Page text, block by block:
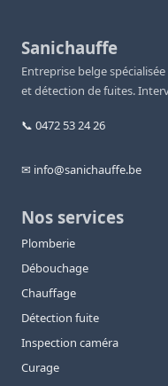
Sanichauffe
Entreprise belge
et détection de fuites.
📞 0472 53 24 26
✉ info@sanichauffe.be
Nos services
Plomberie
Débouchage
Chauffage
Détection fuite
Inspection caméra
Curage